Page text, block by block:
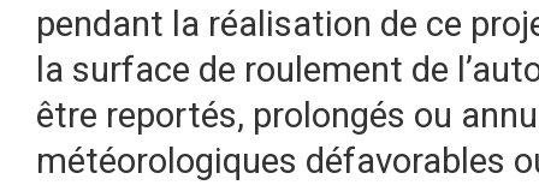
pendant la réalisation de ce
la surface de roulement de
être reportés, prolongés ou
météorologiques défavorables